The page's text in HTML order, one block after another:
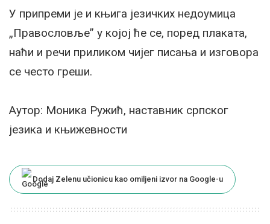
У припреми је и књига језичких недоумица
„Правословље” у којој ће се, поред плаката,
наћи и речи приликом чијег писања и изговора
се често греши.
Аутор: Моника Ружић, наставник српског
језика и књижевности
Dodaj Zelenu učionicu kao omiljeni izvor na Google-u